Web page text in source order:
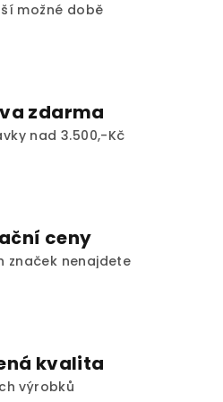
možné době
zdarma
nad 3.500,-Kč
ceny
značek nenajdete
kvalita
výrobků